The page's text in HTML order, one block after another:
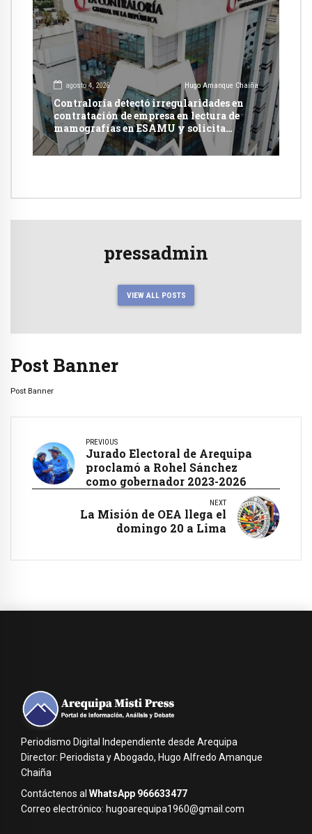
agosto 4, 2026 Hugo Amanque Chaiña
Contraloría detectó irregularidades en
contratación de empresa en lectura de
mamografías en ESAMU y solicita
acciones penales contra funcionarios
pressadmin
VIEW ALL POSTS
Post Banner
Post Banner
PREVIOUS
Jurado Electoral de Arequipa
proclamó a Rohel Sánchez
como gobernador 2023-2026
NEXT
La Misión de OEA llega el
domingo 20 a Lima
Periodismo Digital Independiente desde Arequipa
Director: Periodista y Abogado, Hugo Alfredo Amanque
Chaiña
Contáctenos al WhatsApp 966633477
Correo electrónico: hugoarequipa1960@gmail.com